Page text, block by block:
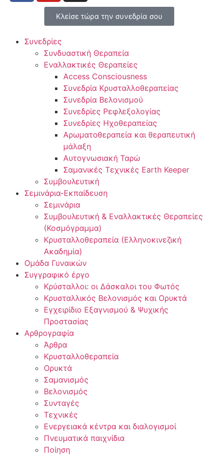
Κλείσε τώρα την συνεδρία σου
Συνεδρίες
Συνδυαστική Θεραπεία
Εναλλακτικές Θεραπείες
Access Consciousness
Συνεδρία Κρυσταλλοθεραπείας
Συνεδρία Βελονισμού
Συνεδρίες Ρεφλεξολογίας
Συνεδρίες Ηχοθεραπείας
Αρωματοθεραπεία και θεραπευτική
μάλαξη
Αυτογνωσιακή Ταρώ
Σαμανικές Τεχνικές Earth Keeper
Συμβουλευτική
Σεμινάρια-Εκπαίδευση
Σεμινάρια
Συμβουλευτική & Εναλλακτικές Θεραπείες
(Κοσμόγραμμα)
Κρυσταλλοθεραπεία (Ελληνοκινεζική
Ακαδημία)
Ομάδα Γυναικών
Συγγραφικό έργο
Κρύσταλλοι: οι Δάσκαλοι του Φωτός
Κρυσταλλικός Βελονισμός και Ορυκτά
Εγχειρίδιο Εξαγνισμού & Ψυχικής
Προστασίας
Αρθρογραφία
Άρθρα
Κρυσταλλοθεραπεία
Ορυκτά
Σαμανισμός
Βελονισμός
Συνταγές
Τεχνικές
Ενεργειακά κέντρα και διαλογισμοί
Πνευματικά παιχνίδια
Ποίηση